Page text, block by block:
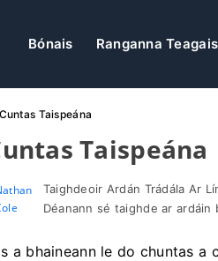
Bónais Ranganna
Taispeána
Taispeána
Taighdeoir Ardán Trádála Ar
Déanann sé taighde ar
a bhaineann le do chuntas